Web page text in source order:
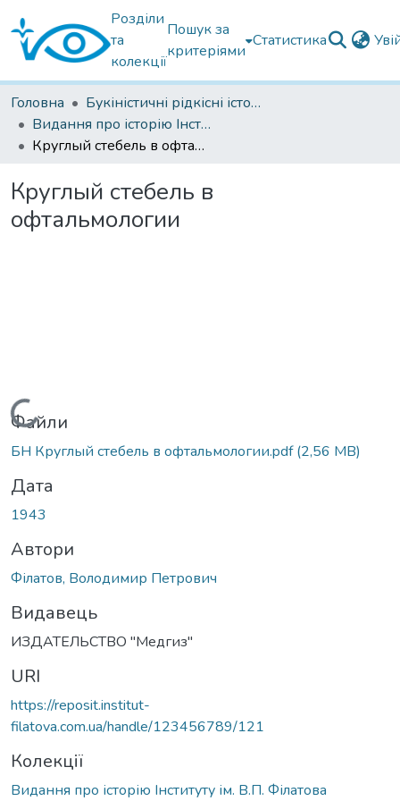
Розділи
та
колекції
Пошук за
критеріями
Статистика
Головна
Букіністичні рідкісні історичні книги
Видання про історію Інституту ім. В.П. Філатова
Круглый стебель в офтальмологии
Круглый стебель в
офтальмологии
Вантажиться...
Файли
БН Круглый стебель в офтальмологии.pdf(2,56 MB)
Дата
1943
Автори
Філатов, Володимир Петрович
Видавець
ИЗДАТЕЛЬСТВО "Медгиз"
URI
https://reposit.institut-
filatova.com.ua/handle/123456789/121
Колекції
Видання про історію Інституту ім. В.П. Філатова